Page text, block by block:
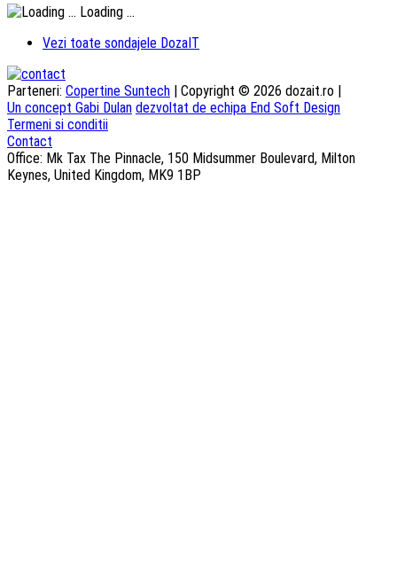
Loading ...
Vezi toate sondajele DozaIT
Parteneri: Copertine Suntech | Copyright © 2026 dozait.ro |
Un concept Gabi Dulan dezvoltat de echipa End Soft Design
Termeni si conditii
Contact
Office: Mk Tax The Pinnacle, 150 Midsummer Boulevard, Milton
Keynes, United Kingdom, MK9 1BP